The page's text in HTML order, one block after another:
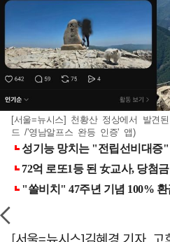
[서울=뉴시스] 천황산 정상에서 발견
드 /'영남알프스 완등 인증' 앱)